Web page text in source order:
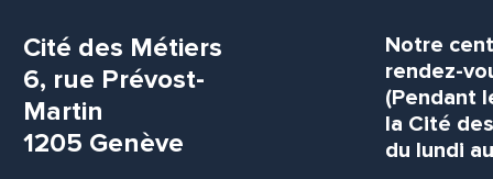
Cité des Métiers
6, rue Prévost-
Martin
1205 Genève
Notre
rendez-
(Pendant
la Cité
du lundi